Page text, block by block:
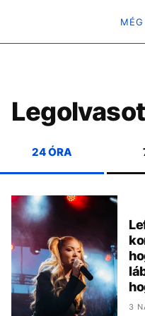
24 ÓRA
3